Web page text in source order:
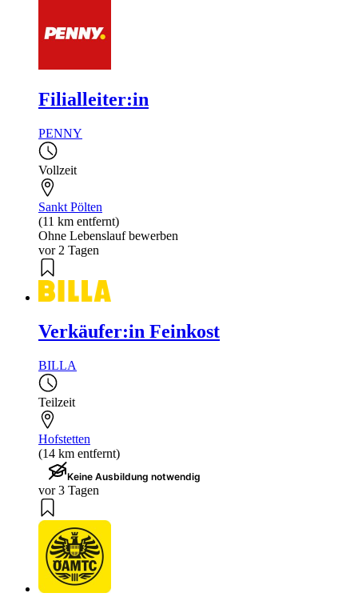
Filialleiter:in
PENNY
Vollzeit
Sankt Pölten
(11 km entfernt)
Ohne Lebenslauf bewerben
vor 2 Tagen
Verkäufer:in Feinkost
BILLA
Teilzeit
Hofstetten
(14 km entfernt)
Keine Ausbildung notwendig
vor 3 Tagen